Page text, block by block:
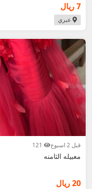
7 ريال
عبري
قبل 2 اسبوع
معبيله الثامنه
20 ريال